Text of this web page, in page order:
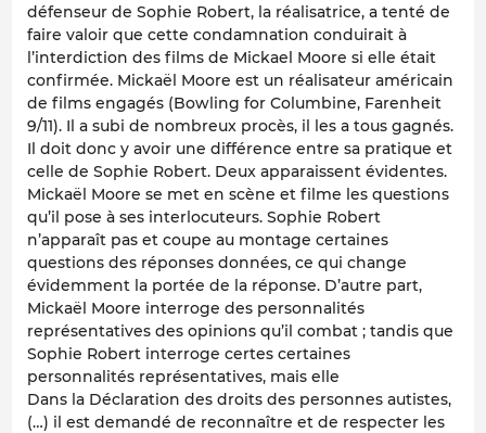
défenseur de Sophie Robert, la réalisatrice, a tenté de
faire valoir que cette condamnation conduirait à
l’interdiction des films de Mickael Moore si elle était
confirmée. Mickaël Moore est un réalisateur américain
de films engagés (Bowling for Columbine, Farenheit
9/11). Il a subi de nombreux procès, il les a tous gagnés.
Il doit donc y avoir une différence entre sa pratique et
celle de Sophie Robert. Deux apparaissent évidentes.
Mickaël Moore se met en scène et filme les questions
qu’il pose à ses interlocuteurs. Sophie Robert
n’apparaît pas et coupe au montage certaines
questions des réponses données, ce qui change
évidemment la portée de la réponse. D’autre part,
Mickaël Moore interroge des personnalités
représentatives des opinions qu’il combat ; tandis que
Sophie Robert interroge certes certaines
personnalités représentatives, mais elle
Dans la Déclaration des droits des personnes autistes,
(…) il est demandé de reconnaître et de respecter les